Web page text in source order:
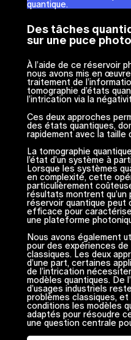
quantique.
Des tâches
sur une puce
À l’aide de ce réservoir
nous avons mis en
traitement de
tomographie d’états
l’intrication via la
Ces deux approches
des états quantiques,
rapidement avec la taille
La tomographie
l’état d’un système à
Lorsque les systèmes
en complexité, cette
particulièrement
résultats montrent
réservoir quantique peut
efficace pour
une plateforme
Nous avons également
pour des expériences
classiques. Les deux
d’une part, certaines
de l’intrication
modèles quantiques. De
d’usages industriels
problèmes classiques,
conditions les modèles
adaptés pour résoudre
une question centrale